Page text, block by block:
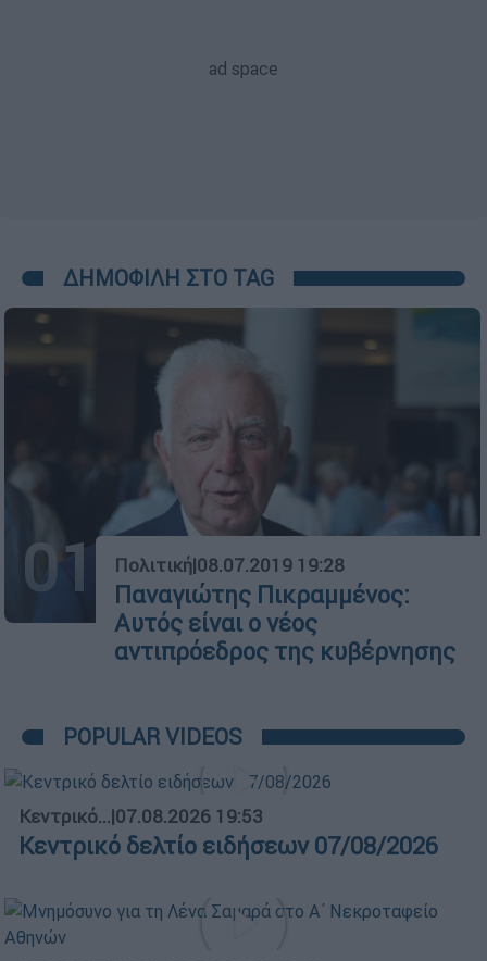
ΔΗΜΟΦΙΛΗ ΣΤΟ TAG
01 Πολιτική|08.07.2019 19:28
Παναγιώτης Πικραμμένος:
Αυτός είναι ο νέος
αντιπρόεδρος της κυβέρνησης
POPULAR VIDEOS
Κεντρικό...|07.08.2026 19:53
Κεντρικό δελτίο ειδήσεων 07/08/2026